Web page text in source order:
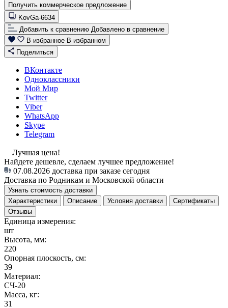
Получить коммерческое предложение
KovGa-6634
Добавить к сравнению Добавлено в сравнение
В избранное В избранном
Поделиться
ВКонтакте
Одноклассники
Мой Мир
Twitter
Viber
WhatsApp
Skype
Telegram
Лучшая цена!
Найдете дешевле, сделаем лучшее предложение!
07.08.2026 доставка при заказе сегодня
Доставка по Родникам и Московской области
Узнать стоимость доставки
Характеристики
Описание Условия доставки
Сертификаты
Отзывы
Единица измерения:
шт
Высота, мм:
220
Опорная плоскость, см:
39
Материал:
СЧ-20
Масса, кг:
31